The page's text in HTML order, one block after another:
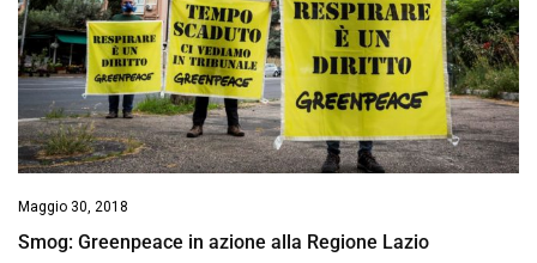
Maggio 30, 2018
Smog: Greenpeace in azione alla Regione Lazio